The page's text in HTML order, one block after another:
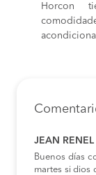
Horcon
JEAN
Buenos días
martes si dios